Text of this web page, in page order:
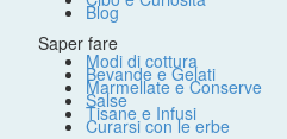
Blog
Saper fare
Modi di cottura
Bevande e Gelati
Marmellate e Conserve
Salse
Tisane e Infusi
Curarsi con le erbe